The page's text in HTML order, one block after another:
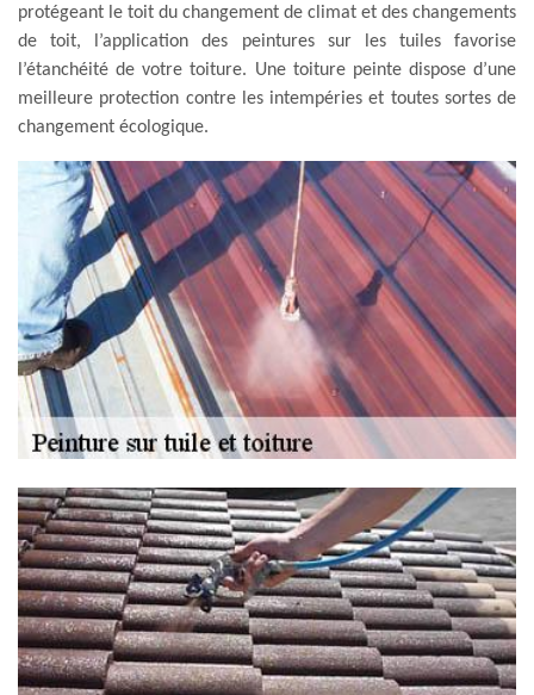
protégeant le toit du changement de climat et des changements
de toit, l’application des peintures sur les tuiles favorise
l’étanchéité de votre toiture. Une toiture peinte dispose d’une
meilleure protection contre les intempéries et toutes sortes de
changement écologique.